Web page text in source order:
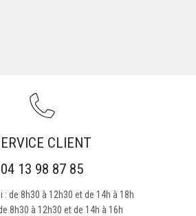
CLIENT
04 13 98 87 85
: de 8h30 à 12h30 et de 14h à 18h
8h30 à 12h30 et de 14h à 16h